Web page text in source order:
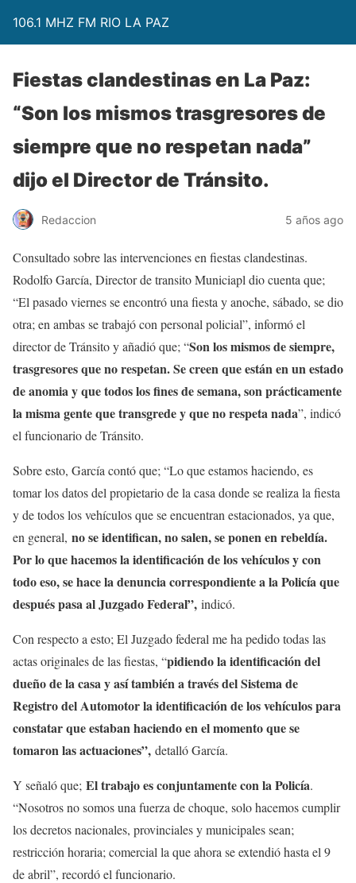
106.1 MHZ FM RIO LA PAZ
Fiestas clandestinas en La Paz:
“Son los mismos trasgresores de
siempre que no respetan nada”
dijo el Director de Tránsito.
Redaccion 5 años ago
Consultado sobre las intervenciones en fiestas clandestinas.
Rodolfo García, Director de transito Municiapl dio cuenta que;
“El pasado viernes se encontró una fiesta y anoche, sábado, se dio
otra; en ambas se trabajó con personal policial”, informó el
director de Tránsito y añadió que; “Son los mismos de siempre,
trasgresores que no respetan. Se creen que están en un estado
de anomia y que todos los fines de semana, son prácticamente
la misma gente que transgrede y que no respeta nada”, indicó
el funcionario de Tránsito.
Sobre esto, García contó que; “Lo que estamos haciendo, es
tomar los datos del propietario de la casa donde se realiza la fiesta
y de todos los vehículos que se encuentran estacionados, ya que,
en general, no se identifican, no salen, se ponen en rebeldía.
Por lo que hacemos la identificación de los vehículos y con
todo eso, se hace la denuncia correspondiente a la Policía que
después pasa al Juzgado Federal”, indicó.
Con respecto a esto; El Juzgado federal me ha pedido todas las
actas originales de las fiestas, “pidiendo la identificación del
dueño de la casa y así también a través del Sistema de
Registro del Automotor la identificación de los vehículos para
constatar que estaban haciendo en el momento que se
tomaron las actuaciones”, detalló García.
Y señaló que; El trabajo es conjuntamente con la Policía.
“Nosotros no somos una fuerza de choque, solo hacemos cumplir
los decretos nacionales, provinciales y municipales sean;
restricción horaria; comercial la que ahora se extendió hasta el 9
de abril”, recordó el funcionario.